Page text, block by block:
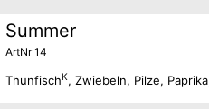
Summer
ArtNr 14
ThunfischK, Zwiebeln, Pilze,